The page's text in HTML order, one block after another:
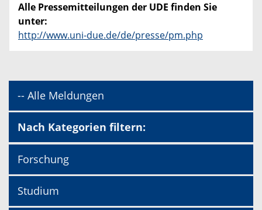
Alle Pressemitteilungen der UDE finden Sie
unter:
http://www.uni-due.de/de/presse/pm.php
-- Alle Meldungen
Nach Kategorien filtern:
Forschung
Studium